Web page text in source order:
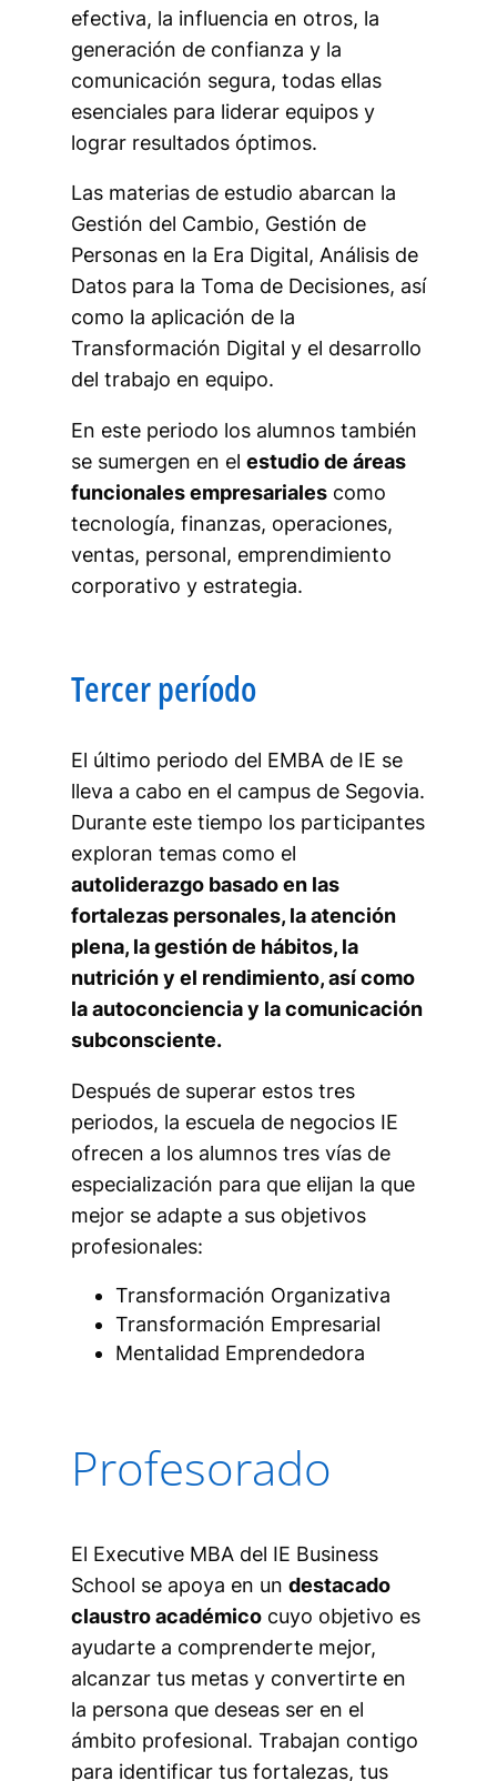
efectiva, la influencia en otros, la
generación de confianza y la
comunicación segura, todas ellas
esenciales para liderar equipos y
lograr resultados óptimos.
Las materias de estudio abarcan la
Gestión del Cambio, Gestión de
Personas en la Era Digital, Análisis de
Datos para la Toma de Decisiones, así
como la aplicación de la
Transformación Digital y el desarrollo
del trabajo en equipo.
En este periodo los alumnos también
se sumergen en el estudio de áreas
funcionales empresariales como
tecnología, finanzas, operaciones,
ventas, personal, emprendimiento
corporativo y estrategia.
Tercer período
El último periodo del EMBA de IE se
lleva a cabo en el campus de Segovia.
Durante este tiempo los participantes
exploran temas como el
autoliderazgo basado en las
fortalezas personales, la atención
plena, la gestión de hábitos, la
nutrición y el rendimiento, así como
la autoconciencia y la comunicación
subconsciente.
Después de superar estos tres
periodos, la escuela de negocios IE
ofrecen a los alumnos tres vías de
especialización para que elijan la que
mejor se adapte a sus objetivos
profesionales:
Transformación Organizativa
Transformación Empresarial
Mentalidad Emprendedora
Profesorado
El Executive MBA del IE Business
School se apoya en un destacado
claustro académico cuyo objetivo es
ayudarte a comprenderte mejor,
alcanzar tus metas y convertirte en
la persona que deseas ser en el
ámbito profesional. Trabajan contigo
para identificar tus fortalezas, tus